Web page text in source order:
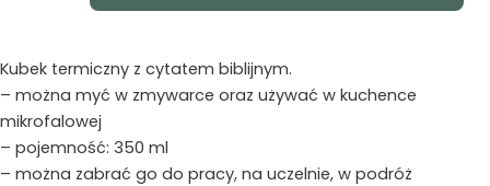
twoje
dni
nasyca
-
rózowy
Kubek termiczny z cytatem biblijnym.
– można myć w zmywarce oraz używać w kuchence
mikrofalowej
– pojemność: 350 ml
– można zabrać go do pracy, na uczelnie, w podróż